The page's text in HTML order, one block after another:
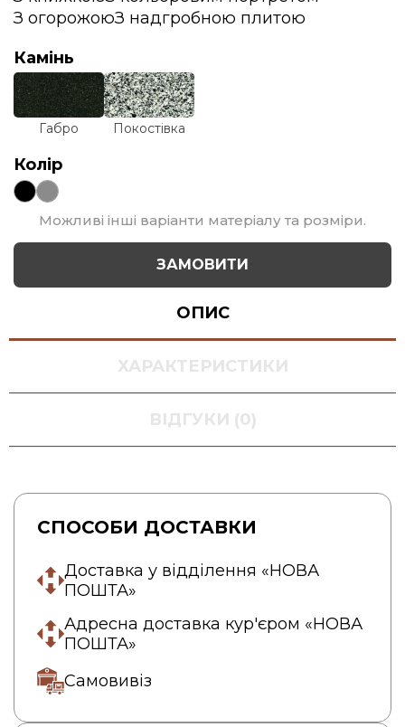
З огорожоюЗ надгробною плитою
Камінь
Габро Покостівка
Колір
Можливі інші варіанти матеріалу та розміри.
ЗАМОВИТИ
ОПИС
ХАРАКТЕРИСТИКИ
ВІДГУКИ (0)
СПОСОБИ ДОСТАВКИ
Доставка у відділення «НОВА
ПОШТА»
Адресна доставка кур'єром «НОВА
ПОШТА»
Самовивіз